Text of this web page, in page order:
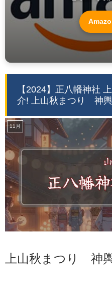
【2024】正八幡神社
介! 上山秋まつり 神輿
11月
上山秋まつり 神